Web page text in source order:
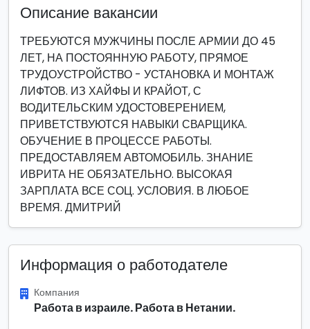
Описание вакансии
ТРЕБУЮТСЯ МУЖЧИНЫ ПОСЛЕ АРМИИ ДО 45
ЛЕТ, НА ПОСТОЯННУЮ РАБОТУ, ПРЯМОЕ
ТРУДОУСТРОЙСТВО - УСТАНОВКА И МОНТАЖ
ЛИФТОВ. ИЗ ХАЙФЫ И КРАЙОТ, С
ВОДИТЕЛЬСКИМ УДОСТОВЕРЕНИЕМ,
ПРИВЕТСТВУЮТСЯ НАВЫКИ СВАРЩИКА.
ОБУЧЕНИЕ В ПРОЦЕССЕ РАБОТЫ.
ПРЕДОСТАВЛЯЕМ АВТОМОБИЛЬ. ЗНАНИЕ
ИВРИТА НЕ ОБЯЗАТЕЛЬНО. ВЫСОКАЯ
ЗАРПЛАТА ВСЕ СОЦ. УСЛОВИЯ. В ЛЮБОЕ
ВРЕМЯ. ДМИТРИЙ
Информация о работодателе
Компания
Работа в израиле. Работа в Нетании.